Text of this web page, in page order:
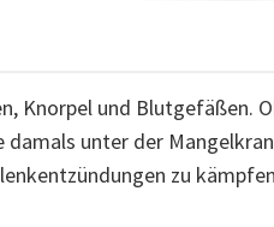
Knorpel und Blutgefäßen.
damals unter der
zu